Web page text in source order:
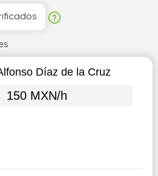
Díaz de la Cruz
150 MXN/h